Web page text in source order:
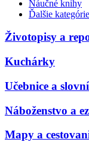
Náučné knihy
Ďalšie kategórie
Životopisy a
Kuchárky
Učebnice a
Náboženstvo a
Mapy a